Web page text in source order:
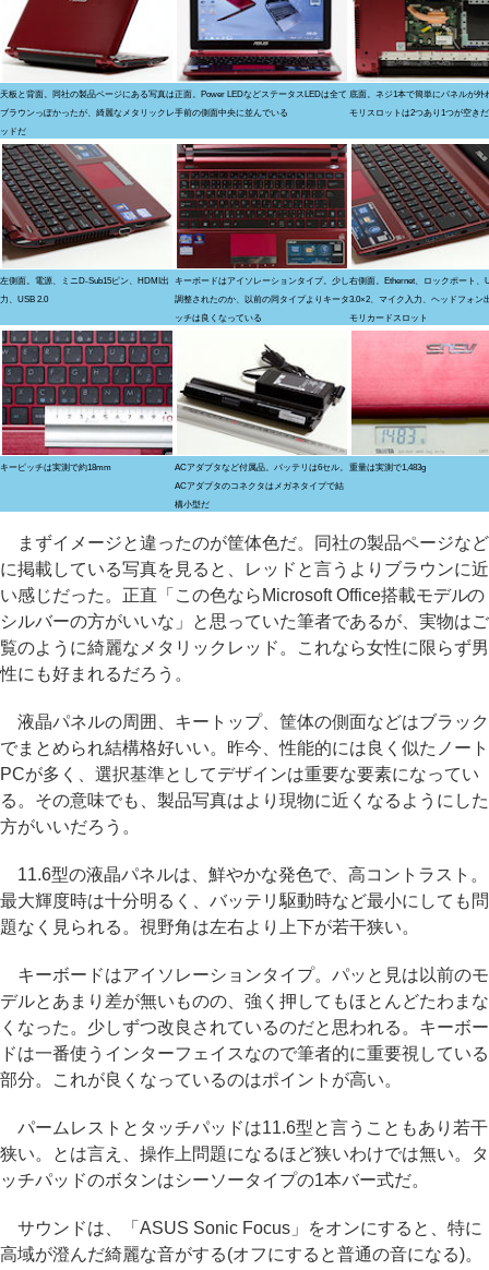
天板と背面。同社の製品ページにある写真は
ブラウンっぽかったが、綺麗なメタリックレ
ッドだ
正面。Power LEDなどステータスLEDは全て
手前の側面中央に並んでいる
底面。ネジ1本で簡単にパネルが外
モリスロットは2つあり1つが空きだ
左側面。電源、ミニD-Sub15ピン、HDMI出
力、USB 2.0
キーボードはアイソレーションタイプ。少し
調整されたのか、以前の同タイプよりキータ
ッチは良くなっている
右側面。Ethernet、ロックポート、
3.0×2、マイク入力、ヘッドフォン
モリカードスロット
キーピッチは実測で約18mm
ACアダプタなど付属品。バッテリは6セル。
ACアダプタのコネクタはメガネタイプで結
構小型だ
重量は実測で1,483g
まずイメージと違ったのが筐体色だ。同社の製品ページなど
に掲載している写真を見ると、レッドと言うよりブラウンに近
い感じだった。正直「この色ならMicrosoft Office搭載モデルの
シルバーの方がいいな」と思っていた筆者であるが、実物はご
覧のように綺麗なメタリックレッド。これなら女性に限らず男
性にも好まれるだろう。
液晶パネルの周囲、キートップ、筐体の側面などはブラック
でまとめられ結構格好いい。昨今、性能的には良く似たノート
PCが多く、選択基準としてデザインは重要な要素になってい
る。その意味でも、製品写真はより現物に近くなるようにした
方がいいだろう。
11.6型の液晶パネルは、鮮やかな発色で、高コントラスト。
最大輝度時は十分明るく、バッテリ駆動時など最小にしても問
題なく見られる。視野角は左右より上下が若干狭い。
キーボードはアイソレーションタイプ。パッと見は以前のモ
デルとあまり差が無いものの、強く押してもほとんどたわまな
くなった。少しずつ改良されているのだと思われる。キーボー
ドは一番使うインターフェイスなので筆者的に重要視している
部分。これが良くなっているのはポイントが高い。
パームレストとタッチパッドは11.6型と言うこともあり若干
狭い。とは言え、操作上問題になるほど狭いわけでは無い。タ
ッチパッドのボタンはシーソータイプの1本バー式だ。
サウンドは、「ASUS Sonic Focus」をオンにすると、特に
高域が澄んだ綺麗な音がする(オフにすると普通の音になる)。